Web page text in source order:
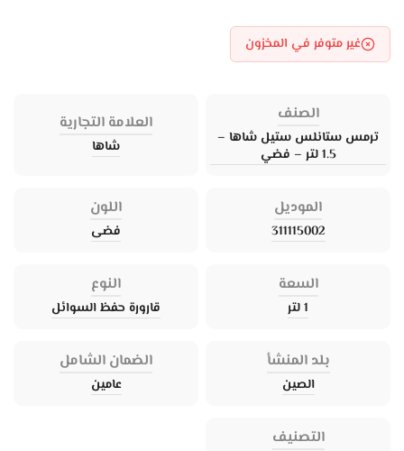
غير متوفر في المخزون
الصنف
ترمس ستانلس ستيل شاها –
1.5 لتر – فضي
العلامة التجارية
شاها
الموديل
311115002
اللون
فضى
السعة
1 لتر
النوع
قارورة حفظ السوائل
بلد المنشأ
الصين
الضمان الشامل
عامين
التصنيف